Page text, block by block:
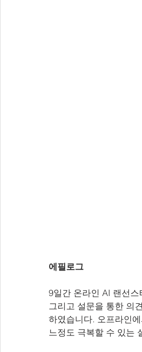
에필로그
9일간 온라인 AI 랜선
그리고 설문을 통한 의
하였습니다. 오프라인
느정도 극복할 수 있는